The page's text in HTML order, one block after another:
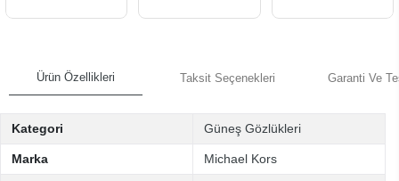
Ürün Özellikleri Taksit Seçenekleri Garanti Ve
Kategori Güneş Gözlükleri
Marka Michael Kors